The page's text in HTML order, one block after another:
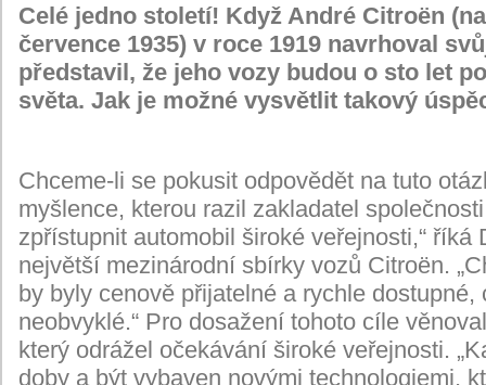
Celé jedno století! Když André Citroën
července 1935) v roce 1919 navrhoval
představil, že jeho vozy budou o sto let
světa. Jak je možné vysvětlit takový
Chceme-li se pokusit odpovědět na tuto
myšlence, kterou razil zakladatel
zpřístupnit automobil široké veřejnosti,“
největší mezinárodní sbírky vozů Citroën.
by byly cenově přijatelné a rychle
neobvyklé.“ Pro dosažení tohoto cíle
který odrážel očekávání široké veřejnosti.
doby a být vybaven novými technologiemi,